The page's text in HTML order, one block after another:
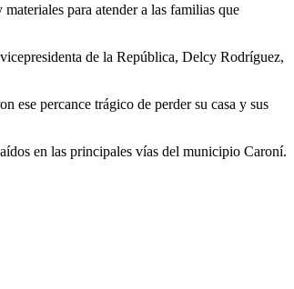
para atender a las familias que
de la República, Delcy Rodríguez,
ese percance trágico de perder su casa y sus
en las principales vías del municipio Caroní.